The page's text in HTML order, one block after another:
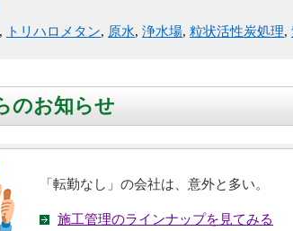
, トリハロメタン, 原水, 浄水場, 粒状活性炭処理,
のお知らせ
「転勤なし」の会社は、意外と多い。
施工管理のラインナップを見てみる